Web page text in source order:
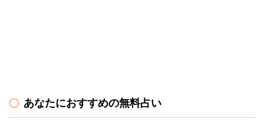
あなたにおすすめの無料占い